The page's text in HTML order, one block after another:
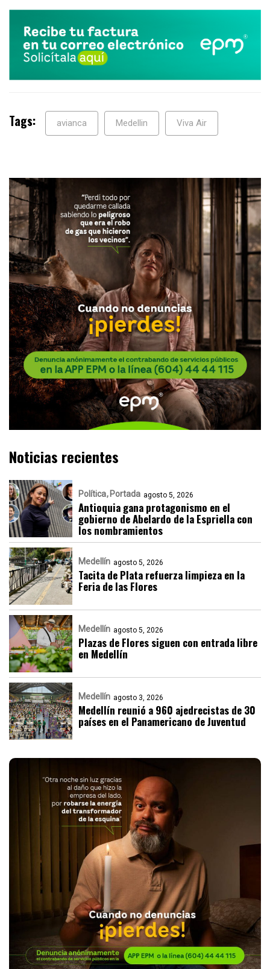
Tags: avianca Medellin Viva Air
Noticias recientes
Política Portada agosto 5, 2026
Antioquia gana protagonismo en el
gobierno de Abelardo de la Espriella con
los nombramientos
Medellín agosto 5, 2026
Tacita de Plata refuerza limpieza en la
Feria de las Flores
Medellín agosto 5, 2026
Plazas de Flores siguen con entrada libre
en Medellín
Medellín agosto 3, 2026
Medellín reunió a 960 ajedrecistas de 30
países en el Panamericano de Juventud